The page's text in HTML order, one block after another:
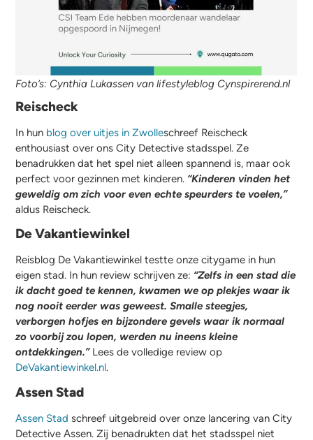
Foto’s: Cynthia Lukassen van lifestyleblog Cynspirerend.nl
Reischeck
In hun blog over uitjes in Zwolleschreef Reischeck
enthousiast over ons City Detective stadsspel. Ze
benadrukken dat het spel niet alleen spannend is, maar ook
perfect voor gezinnen met kinderen. “Kinderen vinden het
geweldig om zich voor even echte speurders te voelen,”
aldus Reischeck.
De Vakantiewinkel
Reisblog De Vakantiewinkel testte onze citygame in hun
eigen stad. In hun review schrijven ze: “Zelfs in een stad die
ik dacht goed te kennen, kwamen we op plekjes waar ik
nog nooit eerder was geweest. Smalle steegjes,
verborgen hofjes en bijzondere gevels waar ik normaal
zo voorbij zou lopen, werden nu ineens kleine
ontdekkingen.” Lees de volledige review op
DeVakantiewinkel.nl.
Assen Stad
Assen Stad schreef uitgebreid over onze lancering van City
Detective Assen. Zij benadrukten dat het stadsspel niet